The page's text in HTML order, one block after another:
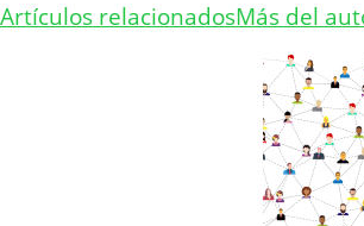
Artículos relacionadosMás del